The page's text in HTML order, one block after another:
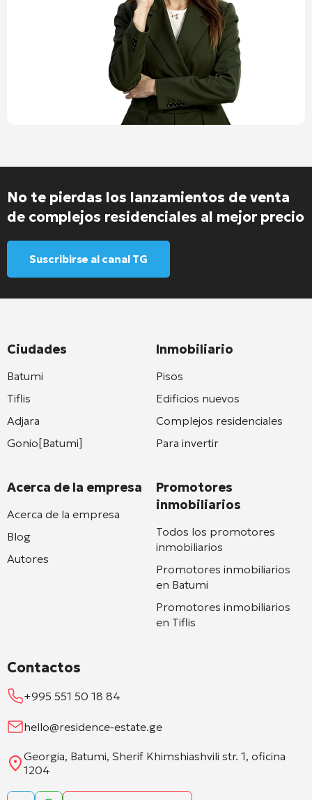
No te pierdas los lanzamientos de venta
de complejos residenciales al mejor precio
Suscribirse al canal TG
Ciudades
Batumi
Tiflis
Adjara
Gonio[Batumi]
Acerca de la empresa
Acerca de la empresa
Blog
Autores
Inmobiliario
Pisos
Edificios nuevos
Complejos residenciales
Para invertir
Promotores
inmobiliarios
Todos los promotores
inmobiliarios
Promotores inmobiliarios
en Batumi
Promotores inmobiliarios
en Tiflis
Contactos
+995 551 50 18 84
hello@residence-estate.ge
Georgia, Batumi, Sherif Khimshiashvili str. 1, oficina
1204